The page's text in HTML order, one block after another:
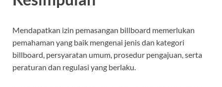
Mendapatkan izin pemasangan billboard memerlukan
pemahaman yang baik mengenai jenis dan kategori
billboard, persyaratan umum, prosedur pengajuan, serta
peraturan dan regulasi yang berlaku.